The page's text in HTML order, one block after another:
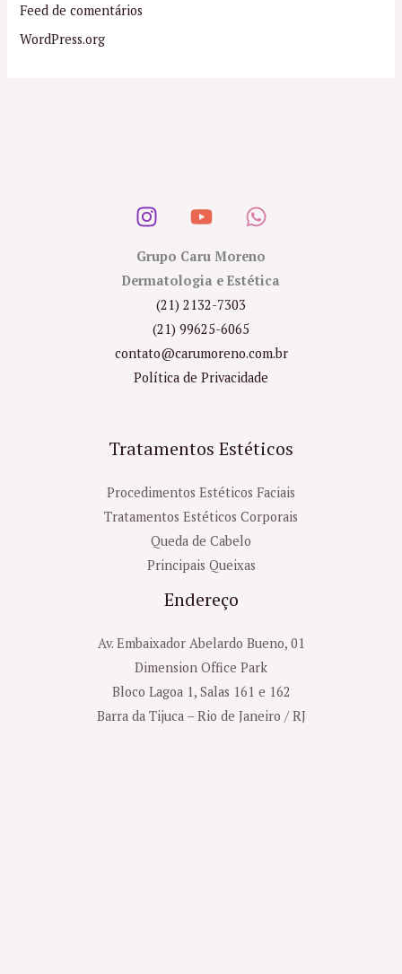
Feed de comentários
WordPress.org
Grupo Caru Moreno
Dermatologia e Estética
(21) 2132-7303
(21) 99625-6065
contato@carumoreno.com.br
Política de Privacidade
Tratamentos Estéticos
Procedimentos Estéticos Faciais
Tratamentos Estéticos Corporais
Queda de Cabelo
Principais Queixas
Endereço
Av. Embaixador Abelardo Bueno, 01
Dimension Office Park
Bloco Lagoa 1, Salas 161 e 162
Barra da Tijuca – Rio de Janeiro / RJ